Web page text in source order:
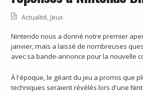
Actualité, Jeux
Nintendo nous a donné notre premier
janvier, mais a laissé de nombreuses
avec sa bande-annonce pour la nouvelle
À l'époque, le géant du jeu a promis que
techniques seraient révélés lors d'une